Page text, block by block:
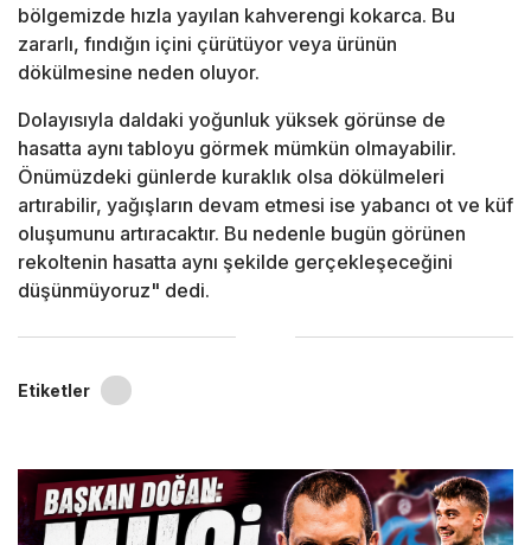
bölgemizde hızla yayılan kahverengi kokarca. Bu
zararlı, fındığın içini çürütüyor veya ürünün
dökülmesine neden oluyor.
Dolayısıyla daldaki yoğunluk yüksek görünse de
hasatta aynı tabloyu görmek mümkün olmayabilir.
Önümüzdeki günlerde kuraklık olsa dökülmeleri
artırabilir, yağışların devam etmesi ise yabancı ot ve küf
oluşumunu artıracaktır. Bu nedenle bugün görünen
rekoltenin hasatta aynı şekilde gerçekleşeceğini
düşünmüyoruz" dedi.
Etiketler